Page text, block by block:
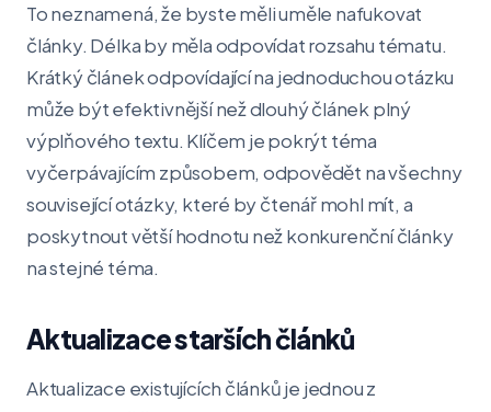
To neznamená, že byste měli uměle nafukovat
články. Délka by měla odpovídat rozsahu tématu.
Krátký článek odpovídající na jednoduchou otázku
může být efektivnější než dlouhý článek plný
výplňového textu. Klíčem je pokrýt téma
vyčerpávajícím způsobem, odpovědět na všechny
související otázky, které by čtenář mohl mít, a
poskytnout větší hodnotu než konkurenční články
na stejné téma.
Aktualizace starších článků
Aktualizace existujících článků je jednou z